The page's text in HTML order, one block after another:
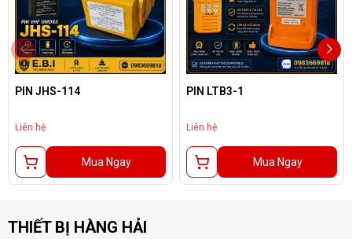
PIN JHS-114
Liên hệ
Mua Ngay
PIN LTB3-1
Liên hệ
Mua Ngay
THIẾT BỊ HÀNG HẢI